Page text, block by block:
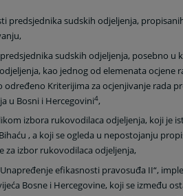
predsjednika sudskih odjeljenja,
sudskih odjeljenja, posebno u
kao jednog od elemenata ocjene
određeno Kriterijima za ocjenjivanje rada
u Bosni i Hercegovini4,
izbora rukovodilaca odjeljenja, koji je
, a koji se ogleda u nepostojanju
izbor rukovodilaca odjeljenja,
efikasnosti pravosuđa II“,
Bosne i Hercegovine, koji se između